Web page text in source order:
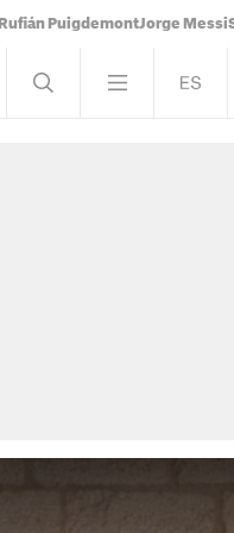
Rufián PuigdemontJorge Messi